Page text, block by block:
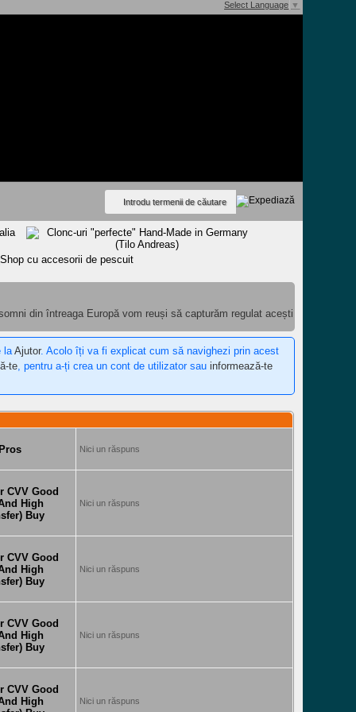
Select Language ▼
din întreaga Europă vom reuși să capturăm regulat acești
laAjutor. Acolo îți va fi explicat cum să navighezi prin acest
te, pentru a-ți crea un cont de utilizator sauinformează-te
Nici un răspuns
CVV Good
High
Buy
Nici un răspuns
CVV Good
High
Buy
Nici un răspuns
CVV Good
High
Buy
Nici un răspuns
CVV Good
High
Nici un răspuns